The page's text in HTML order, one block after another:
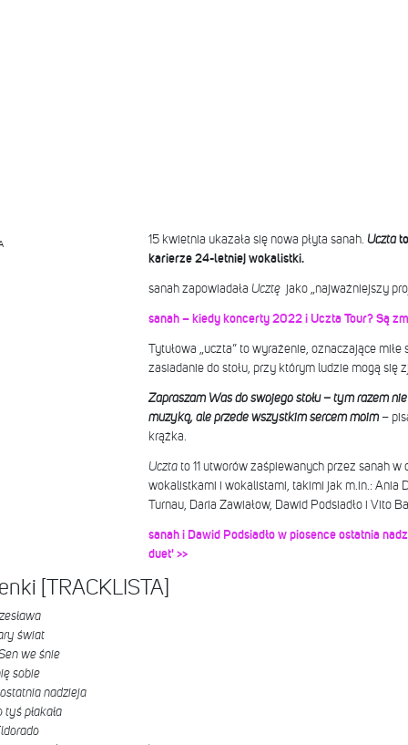
15 kwietnia ukazała się nowa płyta sanah. Uczta
karierze 24-letniej wokalistki.
sanah zapowiadała Ucztę jako „najważniejszy
sanah – kiedy koncerty 2022 i Uczta Tour? Są
Tytułowa „uczta” to wyrażenie, oznaczające
zasiadanie do stołu, przy którym ludzie mogą się
Zapraszam Was do swojego stołu – tym razem
muzyką, ale przede wszystkim sercem moim–
krążka.
Uczta to 11 utworów zaśpiewanych przez sanah
wokalistkami i wokalistami, takimi jak m.in.: Ania
Turnau, Daria Zawiałow, Dawid Podsiadło i Vito
sanah i Dawid Podsiadło w piosence ostatnia
duet' >>
[TRACKLISTA]
świat
we śnie
sobie
nadzieja
tyś płakała